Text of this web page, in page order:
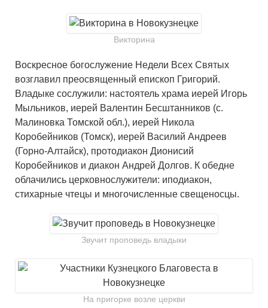
Викторина
Воскресное богослужение Недели Всех Святых
возглавил преосвященный епископ Григорий.
Владыке сослужили: настоятель храма иерей Игорь
Мыльников, иерей Валентин Бесштанников (с.
Малиновка Томской обл.), иерей Никола
Коробейников (Томск), иерей Василий Андреев
(Горно-Алтайск), протодиакон Дионисий
Коробейников и диакон Андрей Долгов. К обедне
облачились церковнослужители: иподиакон,
стихарные чтецы и многочисленные свещеносцы.
Звучит проповедь владыки
На пригорке возле церкви